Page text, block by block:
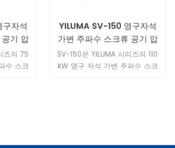
자석
기 압
에너지
즈의 75
수 스크
에서
YILUMA SV-150 영구자석
가변 주파수 스크류 공기 압
축기 – 110 kW: 고강도 고출
력 플래그십 모델
SV-150은 YILUMA 시리즈의 110
kW 영구 자석 가변 주파수 스크